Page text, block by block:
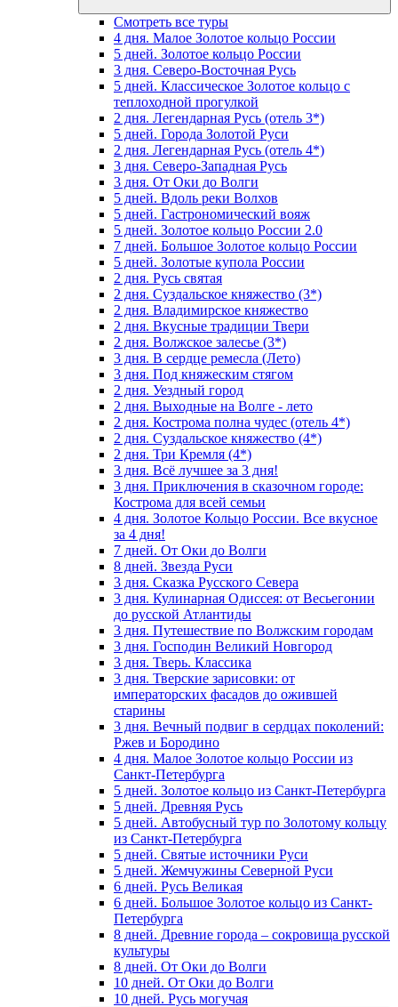
Смотреть все туры
4 дня. Малое Золотое кольцо России
5 дней. Золотое кольцо России
3 дня. Северо-Восточная Русь
5 дней. Классическое Золотое кольцо с
теплоходной прогулкой
2 дня. Легендарная Русь (отель 3*)
5 дней. Города Золотой Руси
2 дня. Легендарная Русь (отель 4*)
3 дня. Северо-Западная Русь
3 дня. От Оки до Волги
5 дней. Вдоль реки Волхов
5 дней. Гастрономический вояж
5 дней. Золотое кольцо России 2.0
7 дней. Большое Золотое кольцо России
5 дней. Золотые купола России
2 дня. Русь святая
2 дня. Суздальское княжество (3*)
2 дня. Владимирское княжество
2 дня. Вкусные традиции Твери
2 дня. Волжское залесье (3*)
3 дня. В сердце ремесла (Лето)
3 дня. Под княжеским стягом
2 дня. Уездный город
2 дня. Выходные на Волге - лето
2 дня. Кострома полна чудес (отель 4*)
2 дня. Суздальское княжество (4*)
2 дня. Три Кремля (4*)
3 дня. Всё лучшее за 3 дня!
3 дня. Приключения в сказочном городе:
Кострома для всей семьи
4 дня. Золотое Кольцо России. Все вкусное
за 4 дня!
7 дней. От Оки до Волги
8 дней. Звезда Руси
3 дня. Сказка Русского Севера
3 дня. Кулинарная Одиссея: от Весьегонии
до русской Атлантиды
3 дня. Путешествие по Волжским городам
3 дня. Господин Великий Новгород
3 дня. Тверь. Классика
3 дня. Тверские зарисовки: от
императорских фасадов до ожившей
старины
3 дня. Вечный подвиг в сердцах поколений:
Ржев и Бородино
4 дня. Малое Золотое кольцо России из
Санкт-Петербурга
5 дней. Золотое кольцо из Санкт-Петербурга
5 дней. Древняя Русь
5 дней. Автобусный тур по Золотому кольцу
из Санкт-Петербурга
5 дней. Святые источники Руси
5 дней. Жемчужины Северной Руси
6 дней. Русь Великая
6 дней. Большое Золотое кольцо из Санкт-
Петербурга
8 дней. Древние города – сокровища русской
культуры
8 дней. От Оки до Волги
10 дней. От Оки до Волги
10 дней. Русь могучая